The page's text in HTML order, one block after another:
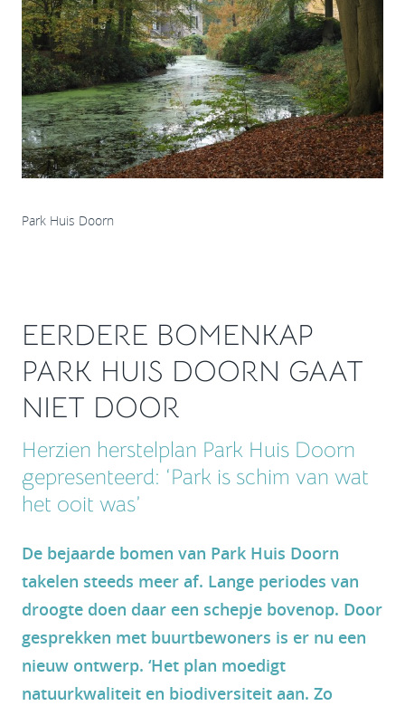
Park Huis Doorn
EERDERE BOMENKAP
PARK HUIS DOORN GAAT
NIET DOOR
Herzien herstelplan Park Huis Doorn
gepresenteerd: ‘Park is schim van wat
het ooit was’
De bejaarde bomen van Park Huis Doorn
takelen steeds meer af. Lange periodes van
droogte doen daar een schepje bovenop. Door
gesprekken met buurtbewoners is er nu een
nieuw ontwerp. ‘Het plan moedigt
natuurkwaliteit en biodiversiteit aan. Zo